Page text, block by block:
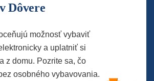
Dôvere
možnosť vybaviť
a uplatniť si
z domu. Pozrite sa, čo
osobného vybavovania.